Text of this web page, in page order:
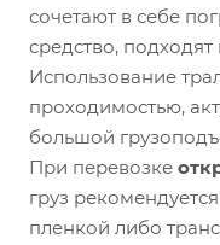
сочетают в себе
средство,
Использование
проходимостью,
большой
При перевозке
груз
пленкой либо